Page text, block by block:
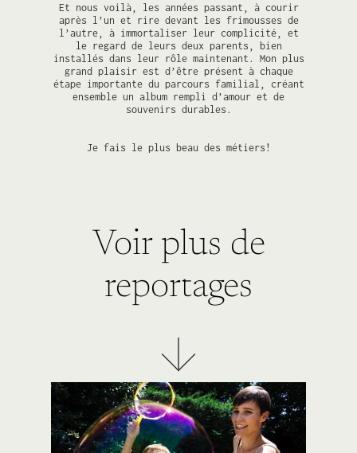
Et nous voilà, les années passant, à courir
après l’un et rire devant les frimousses de
l’autre, à immortaliser leur complicité, et
le regard de leurs deux parents, bien
installés dans leur rôle maintenant. Mon plus
grand plaisir est d’être présent à chaque
étape importante du parcours familial, créant
ensemble un album rempli d’amour et de
souvenirs durables.
Je fais le plus beau des métiers!
Voir plus de
reportages